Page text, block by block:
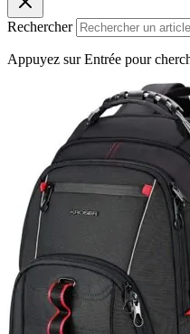
Rechercher
Appuyez sur Entrée pour